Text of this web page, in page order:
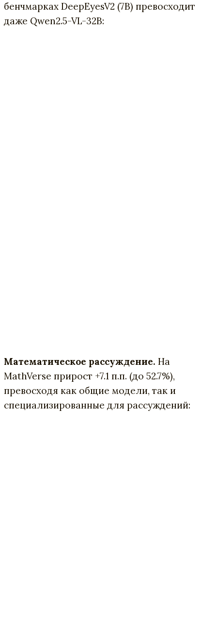
бенчмарках DeepEyesV2 (7B) превосходит
даже Qwen2.5-VL-32B:
Математическое рассуждение. На
MathVerse прирост +7.1 п.п. (до 52.7%),
превосходя как общие модели, так и
специализированные для рассуждений: